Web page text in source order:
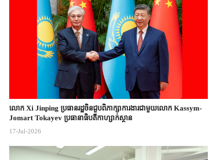
លោក Xi Jinping ប្រធានរដ្ឋចិន​ជួបពិភាក្សា​ការងារជាមួយ​លោក Kassym-
Jomart ​Tokayev ​ប្រធានាធិបតី​កាហ្សាក់ស្ថាន​
17-Jul-2026